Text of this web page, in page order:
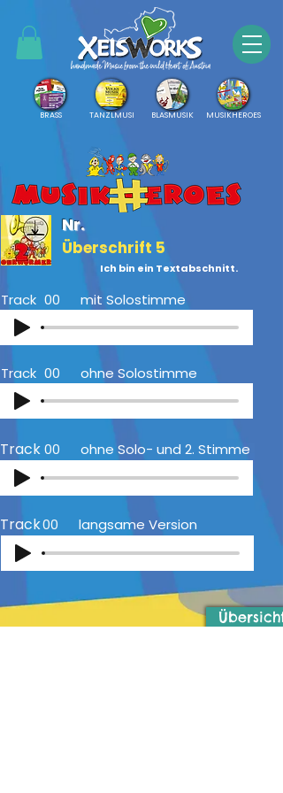
BRASS TANZLMUSI BLASMUSIK MUSIKHEROES
Nr.
Überschrift 5
Ich bin ein Textabschnitt.
Track 00 mit Solostimme
Track 00 ohne Solostimme
Track00 ohne Solo- und 2. Stimme
Track00 langsame Version
Übersicht